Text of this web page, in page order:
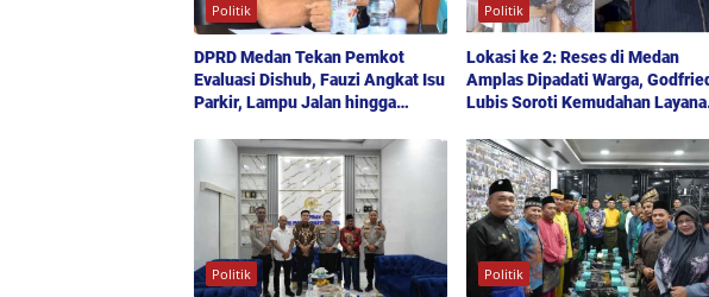
Politik
DPRD Medan Tekan Pemkot
Evaluasi Dishub, Fauzi Angkat Isu
Parkir, Lampu Jalan hingga
Politik
Lokasi ke 2: Reses di Medan
Amplas Dipadati Warga, Godfried
Lubis Soroti Kemudahan
Aspirasi Publik
Politik Politik